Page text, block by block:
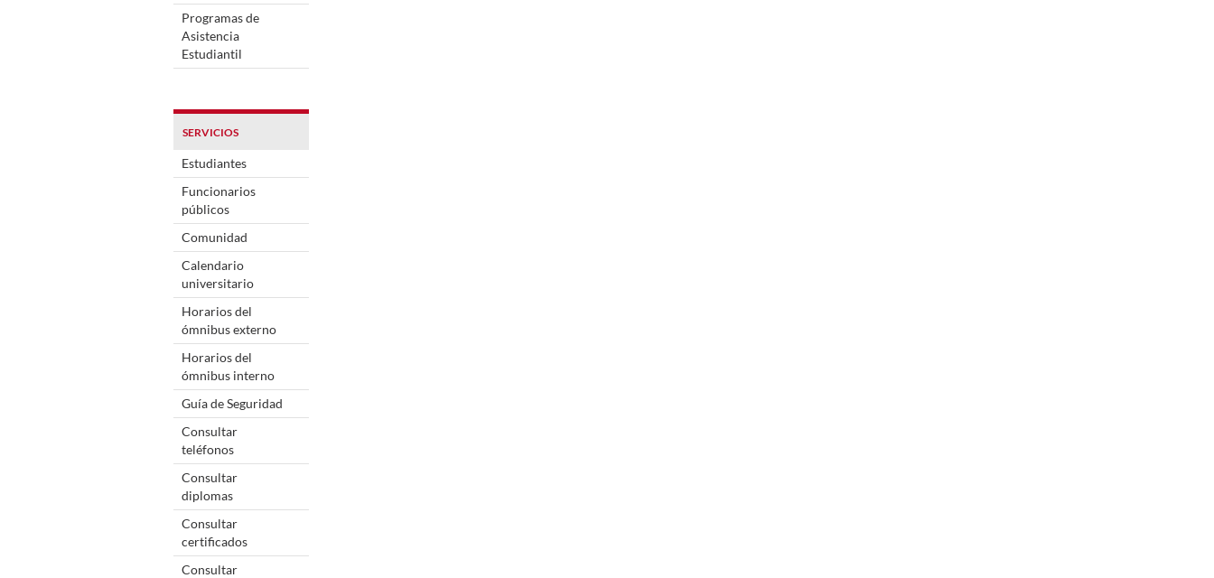
Programas de
Asistencia
Estudiantil
SERVICIOS
Estudiantes
Funcionarios
públicos
Comunidad
Calendario
universitario
Horarios del
ómnibus externo
Horarios del
ómnibus interno
Guía de Seguridad
Consultar
teléfonos
Consultar
diplomas
Consultar
certificados
Consultar